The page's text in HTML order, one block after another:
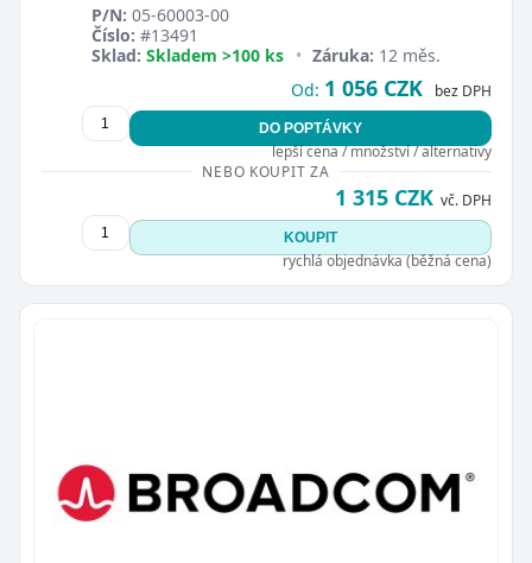
P/N: 05-60003-00
Číslo: #13491
Sklad: Skladem >100 ks • Záruka: 12 měs.
Od: 1 056 CZK bez DPH
DO POPTÁVKY
lepší cena / množství / alternativy
NEBO KOUPIT ZA
1 315 CZK vč. DPH
KOUPIT
rychlá objednávka (běžná cena)